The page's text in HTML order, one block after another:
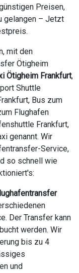
Preisen,
gelangen – Jetzt
mit den
Ötigheim
Ötigheim Frankfurt,
Shuttle
Bus zum
Flughafen
Frankfurt,
genannt. Wir
Service,
so schnell wie
Der Transfer kann
werden. Wir
bis zu 4
und